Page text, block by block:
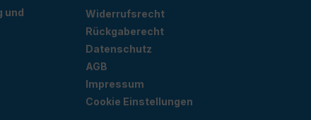
und
Widerrufsrecht
Rückgaberecht
Datenschutz
AGB
Impressum
Cookie Einstellungen